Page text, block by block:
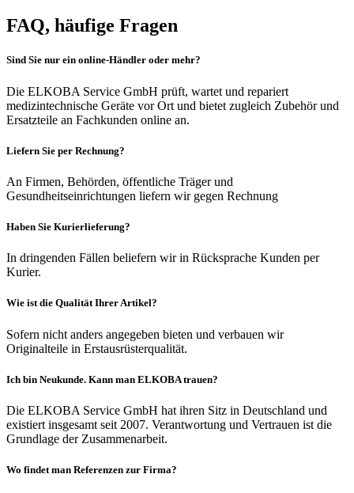
FAQ, häufige Fragen
Sind Sie nur ein online-Händler oder mehr?
Die ELKOBA Service GmbH prüft, wartet und repariert
medizintechnische Geräte vor Ort und bietet zugleich Zubehör und
Ersatzteile an Fachkunden online an.
Liefern Sie per Rechnung?
An Firmen, Behörden, öffentliche Träger und
Gesundheitseinrichtungen liefern wir gegen Rechnung
Haben Sie Kurierlieferung?
In dringenden Fällen beliefern wir in Rücksprache Kunden per
Kurier.
Wie ist die Qualität Ihrer Artikel?
Sofern nicht anders angegeben bieten und verbauen wir
Originalteile in Erstausrüsterqualität.
Ich bin Neukunde. Kann man ELKOBA trauen?
Die ELKOBA Service GmbH hat ihren Sitz in Deutschland und
existiert insgesamt seit 2007. Verantwortung und Vertrauen ist die
Grundlage der Zusammenarbeit.
Wo findet man Referenzen zur Firma?